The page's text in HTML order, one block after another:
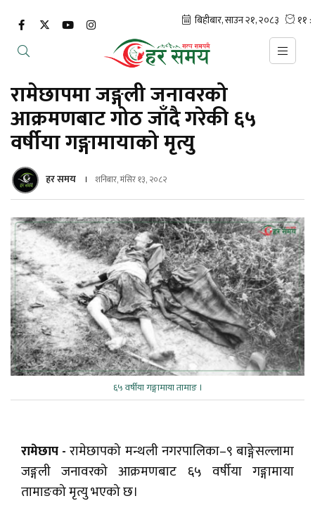
रामेछापमा जङ्गली जनावरको
आक्रमणबाट गोठ जाँदै गरेकी ६५
वर्षीया गङ्गामायाको मृत्यु
हर समय शनिबार, मंसिर १३, २०८२
६५ वर्षीया गङ्गामाया तामाङ ।
रामेछाप -रामेछापको मन्थली नगरपालिका–९ बाङ्गेसल्लामा
जङ्गली जनावरको आक्रमणबाट ६५ वर्षीया गङ्गामाया
तामाङको मृत्यु भएको छ।